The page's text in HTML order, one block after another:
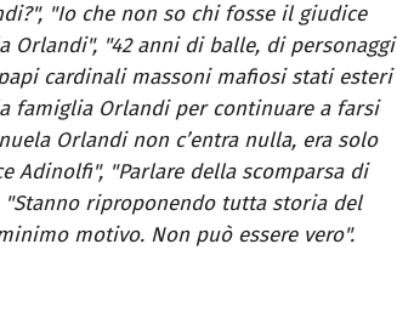
"Io che non so chi fosse il giudice
Orlandi", "42 anni di balle, di personaggi
cardinali massoni mafiosi stati esteri
famiglia Orlandi per continuare a farsi
Orlandi non c’entra nulla, era solo
Adinolfi", "Parlare della scomparsa di
riproponendo tutta storia del
motivo. Non può essere vero".